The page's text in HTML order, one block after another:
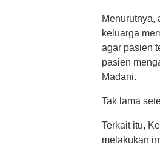
Menurutnya,
keluarga
agar pasien
pasien
Madani.
Tak lama
Terkait itu,
melakukan